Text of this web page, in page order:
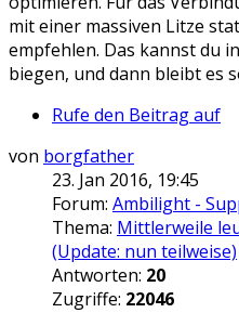
mit einer massiven Litze
empfehlen. Das kannst du
biegen, und dann bleibt es
Rufe den Beitrag auf
von borgfather
23. Jan 2016, 19:45
Forum: Ambilight -
Thema: Mittlerweile
(Update: nun teilweise)
Antworten: 20
Zugriffe: 22046